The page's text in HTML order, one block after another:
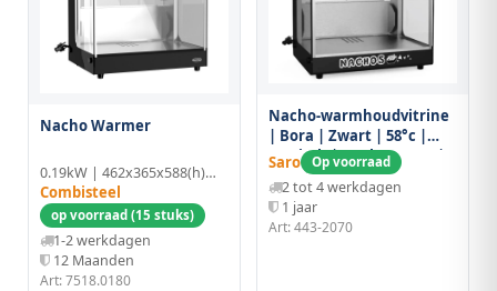
Nacho Warmer
0.19kW | 462x365x588(h)mm | Glas
Combisteel
op voorraad (15 stuks)
1-2 werkdagen
12 Maanden
Art: 7518.0180
Nacho-warmhoudvitrine
| Bora | Zwart | 58°c |
Statisch | 0.47kw (230v) |
462x357x588(h)mm
Saro Op voorraad
2 tot 4 werkdagen
1 jaar
Art: 443-2070